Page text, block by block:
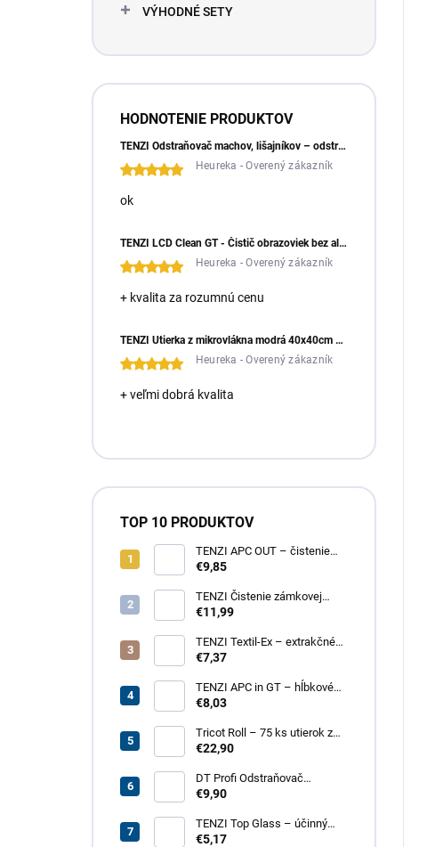
VÝHODNÉ SETY
HODNOTENIE PRODUKTOV
TENZI Odstraňovač machov, lišajníkov – odstraňuje machy a lišajníky zo zámkovej dlažby
Heureka - Overený zákazník
ok
TENZI LCD Clean GT - Čistič obrazoviek bez alkoholu
Heureka - Overený zákazník
+ kvalita za rozumnú cenu
TENZI Utierka z mikrovlákna modrá 40x40cm – mäkká a všestranná handrička z mikrovlákna
Heureka - Overený zákazník
+ veľmi dobrá kvalita
TOP 10 PRODUKTOV
TENZI APC OUT – čistenie
fasád a striech
€9,85
TENZI Čistenie zámkovej
dlažby 1 – na silné
kociek
€11,99
TENZI Textil-Ex – extrakčné
tepovanie kobercov a
€7,37
TENZI APC in GT – hĺbkové
čistenie povrchov, plastov,
€8,03
Tricot Roll – 75 ks utierok z
mikrovlákna v rolke
€22,90
DT Profi Odstraňovač
vápenných výkvetov - účinné
€9,90
TENZI Top Glass – účinný
prípravok na čistenie skiel a
€5,17